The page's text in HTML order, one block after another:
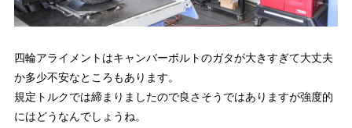
四輪アライメントはキャンバーボルトのガタが大きすぎて大丈夫
か多少不安なところもあります。
規定トルクでは締まりましたので良さそうではありますが強度的
にはどうなんでしょうね。